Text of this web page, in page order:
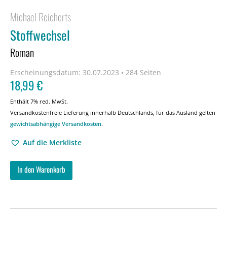
Michael Reicherts
Stoffwechsel
Roman
Erscheinungsdatum: 30.07.2023 • 284 Seiten
18,99€
Enthält 7% red. MwSt.
Versandkostenfreie Lieferung innerhalb Deutschlands, für das Ausland gelten
gewichtsabhängige Versandkosten.
Auf die Merkliste
In den Warenkorb